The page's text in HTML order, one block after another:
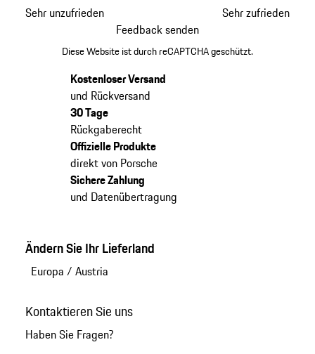
Sehr unzufrieden
Sehr zufrieden
Feedback senden
Diese Website ist durch reCAPTCHA geschützt.
Kostenloser Versand
und Rückversand
30 Tage
Rückgaberecht
Offizielle Produkte
direkt von Porsche
Sichere Zahlung
und Datenübertragung
Ändern Sie Ihr Lieferland
Europa / Austria
Kontaktieren Sie uns
Haben Sie Fragen?